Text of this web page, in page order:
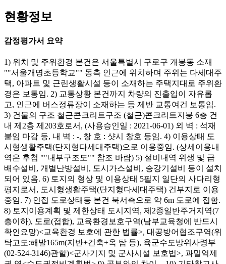
현황정보
감정평가서 요약
1) 위치 및 주위환경 본건은 서울특별시 구로구 개봉동 소재
""서울개명초등학교"" 동측 인근에 위치하며 주위는 다세대주
택, 아파트 및 근린생활시설 등이 소재하는 주택지대로 주위환
경은 보통임. 2) 교통상황 본건까지 차량의 진출입이 자유롭
고, 인근에 버스정류장이 소재하는 등 제반 교통여건 보통임.
3) 건물의 구조 철근콘크리트구조 (철근)콘크리트지붕 6층 건
내 제2층 제203호로서, (사용승인일 : 2021-06-01) 외 벽 : 석재
붙임 마감 등, 내 벽 : -, 창 호 : 샷시 창호 등임. 4) 이용상태 도
시형생활주택(단지형다세대주택)으로 이용중임. (상세이용내
역은 후첨 ""내부구조도"" 참조 바람) 5) 설비내역 위생 및 급
배수설비, 개별난방설비, 도시가스설비, 승강기설비 등이 설치
되어 있음. 6) 토지의 형상 및 이용상태 5필지 일단의 사다리형
평지로서, 도시형생활주택(단지형다세대주택) 건부지로 이용
중임. 7) 인접 도로상태등 본건 북서측으로 약 6m 도로에 접함.
8) 토지이용계획 및 제한상태 도시지역, 제2종일반주거지역(7
층이하), 도로(접합), 교육환경보호구역(남부교육청에 반드시
확인요망)<교육환경 보호에 관한 법률>, 대공방어협조구역(위
탁고도:해발165m(지반+건축+옥 탑 등), 육군수도방위사령부
(02-524-3146)관할)<군사기지 및 군사시설 보호법>, 과밀억제